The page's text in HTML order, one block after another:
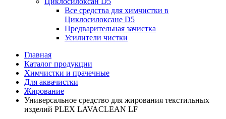
Все средства для химчистки в
Циклосилоксане D5
Предварительная зачистка
Усилители чистки
Главная
Каталог продукции
Химчистки и прачечные
Для аквачистки
Жирование
Универсальное средство для жирования текстильных
изделий PLEX LAVACLEAN LF